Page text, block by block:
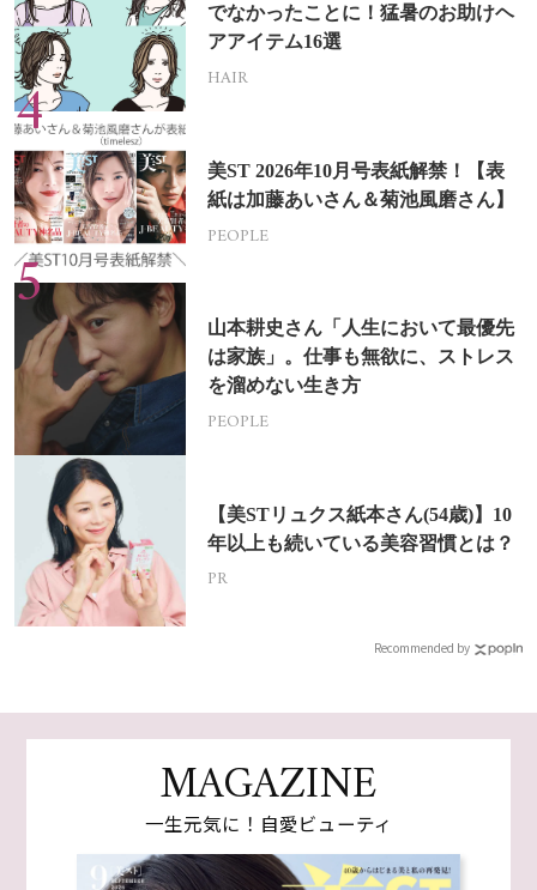
でなかったことに！猛暑のお助けヘ
アアイテム16選
HAIR
美ST 2026年10月号表紙解禁！【表
紙は加藤あいさん＆菊池風磨さん】
PEOPLE
山本耕史さん「人生において最優先
は家族」。仕事も無欲に、ストレス
を溜めない生き方
PEOPLE
【美STリュクス紙本さん(54歳)】10
年以上も続いている美容習慣とは？
PR
Recommended by
MAGAZINE
一生元気に！自愛ビューティ